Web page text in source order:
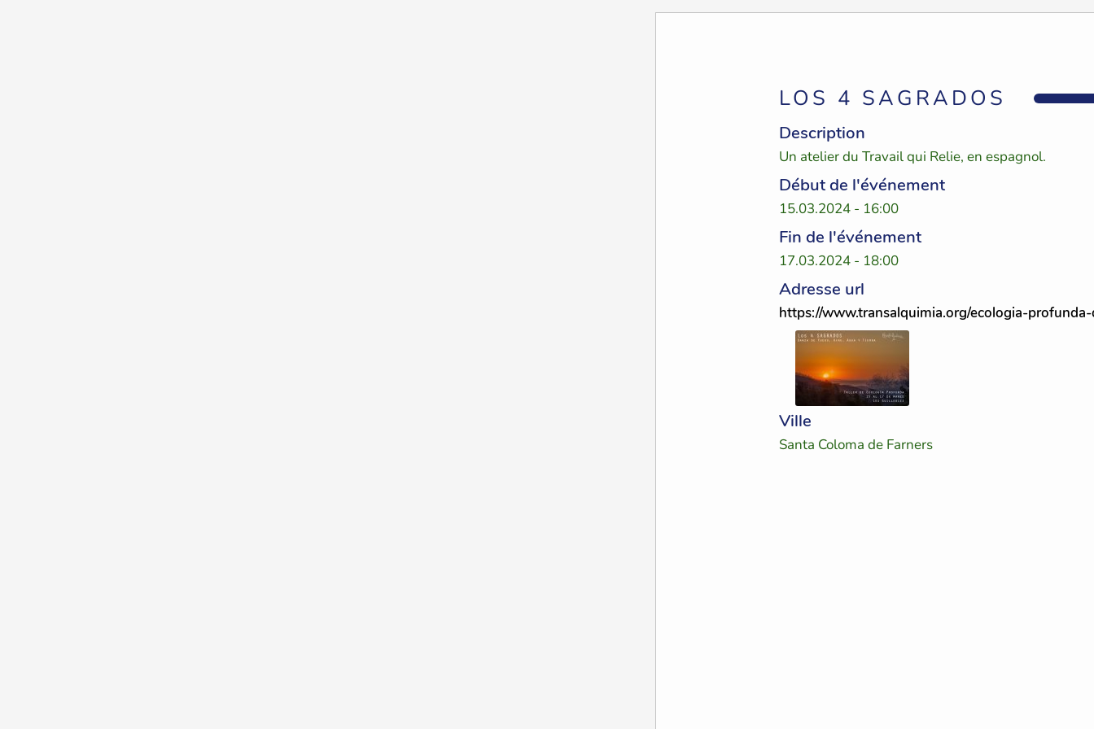
LOS 4 SAGRADOS
Description
Un atelier du Travail qui Relie, en espagnol.
Début de l'événement
15.03.2024 - 16:00
Fin de l'événement
17.03.2024 - 18:00
Adresse url
https://www.transalquimia.org/ecologia-
Ville
Santa Coloma de Farners